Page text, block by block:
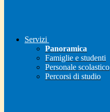
Servizi
Panoramica
Famiglie e studenti
Personale scolastico
Percorsi di studio